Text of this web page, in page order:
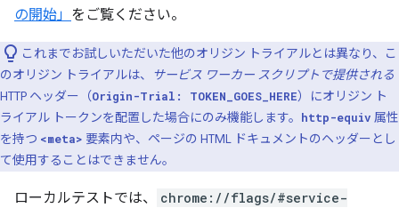
の開始」 をご覧ください。
これまでお試しいただいた他のオリジン トライアルとは異なり、こ
のオリジン トライアルは、
サービス ワーカー スクリプトで提供される
HTTP ヘッダー（Origin-Trial: TOKEN_GOES_HERE）にオリジン ト
ライアル トークンを配置した場合にのみ機能します。
http-equiv 属性
を持つ <meta> 要素内や、ページの HTML ドキュメントのヘッダーとし
て使用することはできません。
ローカルテストでは、
chrome://flags/#service-